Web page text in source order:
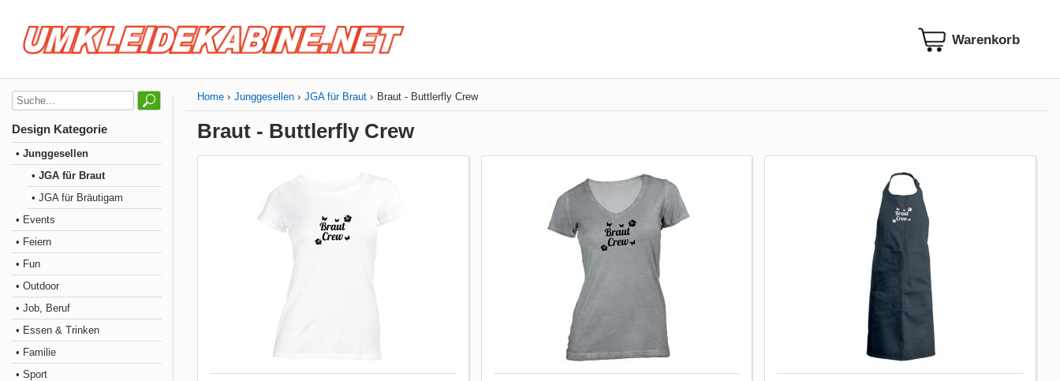
Design Kategorie
• Junggesellen
• JGA für Braut
• JGA für Bräutigam
• Events
• Feiern
• Fun
• Outdoor
• Job, Beruf
• Essen & Trinken
• Familie
• Sport
Home Junggesellen JGA für Braut Braut - Buttlerfly Crew
Braut - Buttlerfly Crew